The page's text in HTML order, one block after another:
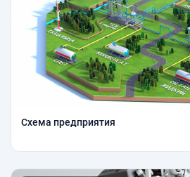
Схема предприятия